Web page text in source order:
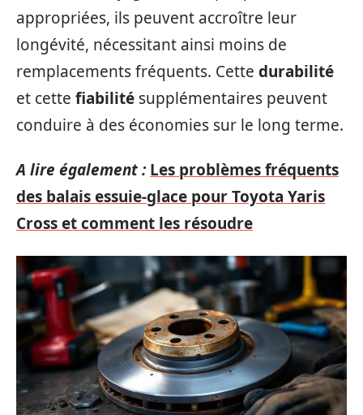
appropriées, ils peuvent accroître leur
longévité, nécessitant ainsi moins de
remplacements fréquents. Cette durabilité
et cette fiabilité supplémentaires peuvent
conduire à des économies sur le long terme.
A lire également : Les problèmes fréquents
des balais essuie-glace pour Toyota Yaris
Cross et comment les résoudre